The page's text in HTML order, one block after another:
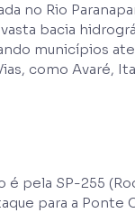
no Rio
bacia
municípios
como Avaré,
é pela SP-255
para a Ponte